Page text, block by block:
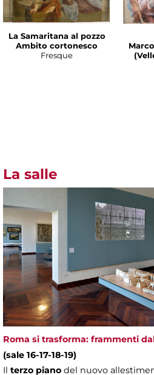
La Samaritana al pozzo
Ambito cortonesco
Fresque
La salle
Roma si trasforma: frammenti
(sale 16-17-18-19)
Il terzo piano del nuovo